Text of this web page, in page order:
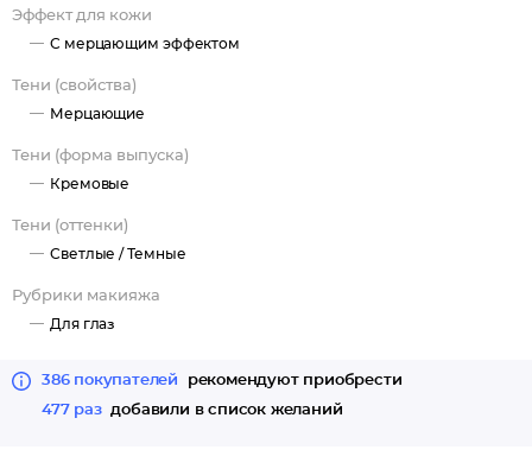
справятся с задачей хайлайтера, а темные придадут глубину
взгляду!
Эффект для кожи
С мерцающим эффектом
Тени (свойства)
Мерцающие
Тени (форма выпуска)
Кремовые
Тени (оттенки)
Светлые /Темные
Рубрики макияжа
Для глаз
386 покупателей
рекомендуют приобрести
477 раз добавили в список желаний